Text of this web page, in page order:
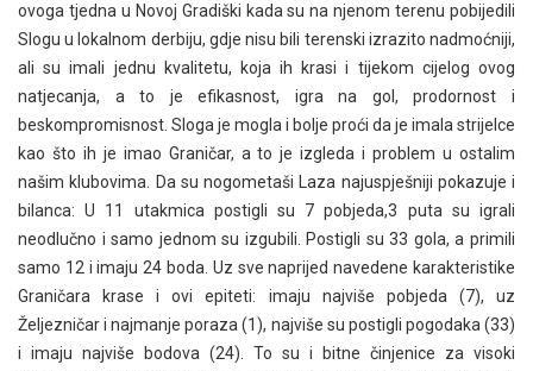
ovoga tjedna u Novoj Gradiški kada su na njenom terenu pobijedili
Slogu u lokalnom derbiju, gdje nisu bili terenski izrazito nadmoćniji,
ali su imali jednu kvalitetu, koja ih krasi i tijekom cijelog ovog
natjecanja, a to je efikasnost, igra na gol, prodornost i
beskompromisnost. Sloga je mogla i bolje proći da je imala strijelce
kao što ih je imao Graničar, a to je izgleda i problem u ostalim
našim klubovima. Da su nogometaši Laza najuspješniji pokazuje i
bilanca: U 11 utakmica postigli su 7 pobjeda,3 puta su igrali
neodlučno i samo jednom su izgubili. Postigli su 33 gola, a primili
samo 12 i imaju 24 boda. Uz sve naprijed navedene karakteristike
Graničara krase i ovi epiteti: imaju najviše pobjeda (7), uz
Željezničar i najmanje poraza (1), najviše su postigli pogodaka (33)
i imaju najviše bodova (24). To su i bitne činjenice za visoki